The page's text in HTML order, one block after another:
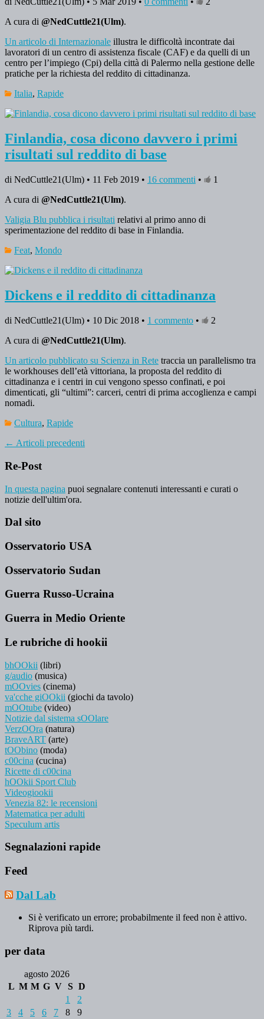
A cura di @NedCuttle21(Ulm).
Un articolo di Internazionale illustra le difficoltà incontrate dai
lavoratori di un centro di assistenza fiscale (CAF) e da quelli di un
centro per l’impiego (Cpi) della città di Palermo nella gestione delle
pratiche per la richiesta del reddito di cittadinanza.
Italia, Rapide
Finlandia, cosa dicono davvero i primi
risultati sul reddito di base
di NedCuttle21(Ulm) • 11 Feb 2019 • 16 commenti •
1
A cura di @NedCuttle21(Ulm).
Valigia Blu pubblica i risultati relativi al primo anno di
sperimentazione del reddito di base in Finlandia.
Feat, Mondo
Dickens e il reddito di cittadinanza
di NedCuttle21(Ulm) • 10 Dic 2018 • 1 commento •
2
A cura di @NedCuttle21(Ulm).
Un articolo pubblicato su Scienza in Rete traccia un parallelismo tra
le workhouses dell’età vittoriana, la proposta del reddito di
cittadinanza e i centri in cui vengono spesso confinati, e poi
dimenticati, gli “ultimi”: carceri, centri di prima accoglienza e campi
nomadi.
Cultura, Rapide
← Articoli precedenti
Re-Post
In questa pagina puoi segnalare contenuti interessanti e curati o
notizie dell'ultim'ora.
Dal sito
Osservatorio USA
Osservatorio Sudan
Guerra Russo-Ucraina
Guerra in Medio Oriente
Le rubriche di hookii
bhOOkii (libri)
g/audio (musica)
mOOvies (cinema)
va'cche giOOkii (giochi da tavolo)
mOOtube (video)
Notizie dal sistema sOOlare
VerzOOra (natura)
BraveART (arte)
tOObino (moda)
c00cina (cucina)
Ricette di c00cina
hOOkii Sport Club
Videogiookii
Venezia 82: le recensioni
Matematica per adulti
Speculum artis
Segnalazioni rapide
Feed
Dal Lab
Si è verificato un errore; probabilmente il feed non è attivo.
Riprova più tardi.
per data
agosto 2026
L M M G V S D
1
2
3
4 5 6 7 8
9